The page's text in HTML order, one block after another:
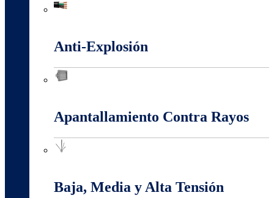
Anti-Explosión
Apantallamiento Contra Rayos
Baja, Media y Alta Tensión